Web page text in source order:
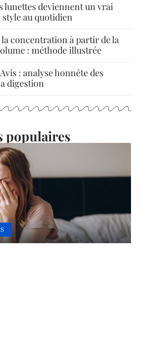
lunettes deviennent un vrai
style au quotidien
concentration à partir de la
: méthode illustrée
: analyse honnête des
digestion
populaires
se débarrasser